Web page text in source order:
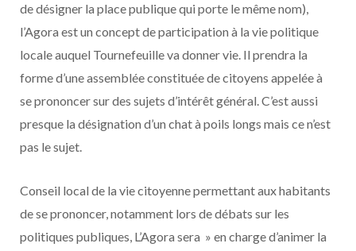
de désigner la place publique qui porte le même nom),
l’Agora est un concept de participation à la vie politique
locale auquel Tournefeuille va donner vie. Il prendra la
forme d’une assemblée constituée de citoyens appelée à
se prononcer sur des sujets d’intérêt général. C’est aussi
presque la désignation d’un chat à poils longs mais ce n’est
pas le sujet.
Conseil local de la vie citoyenne permettant aux habitants
de se prononcer, notamment lors de débats sur les
politiques publiques, L’Agora sera » en charge d’animer la